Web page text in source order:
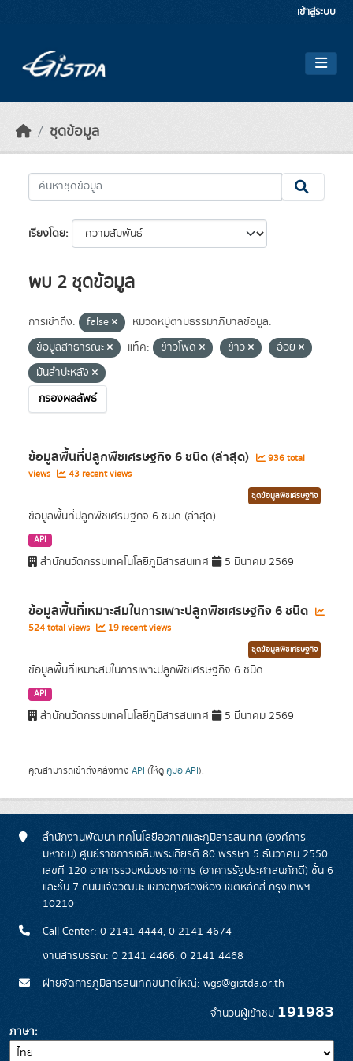
เข้าสู่ระบบ
ชุดข้อมูล
เรียงโดย
พบ 2 ชุดข้อมูล
การเข้าถึง: false
หมวดหมู่ตามธรรมาภิบาลข้อมูล:
ข้อมูลสาธารณะ
แท็ค: ข้าวโพด ข้าว
อ้อย
มันสำปะหลัง
กรองผลลัพธ์
ข้อมูลพื้นที่ปลูกพืชเศรษฐกิจ 6 ชนิด (ล่าสุด)
936 total
views
43 recent views
ชุดข้อมูลพืชเศรษฐกิจ
ข้อมูลพื้นที่ปลูกพืชเศรษฐกิจ 6 ชนิด (ล่าสุด)
API
สำนักนวัตกรรมเทคโนโลยีภูมิสารสนเทศ 5 มีนาคม 2569
ข้อมูลพื้นที่เหมาะสมในการเพาะปลูกพืชเศรษฐกิจ 6 ชนิด
524 total views 19 recent views
ชุดข้อมูลพืชเศรษฐกิจ
ข้อมูลพื้นที่เหมาะสมในการเพาะปลูกพืชเศรษฐกิจ 6 ชนิด
API
สำนักนวัตกรรมเทคโนโลยีภูมิสารสนเทศ 5 มีนาคม 2569
คุณสามารถเข้าถึงคลังทาง API (ให้ดู คู่มือ API).
สำนักงานพัฒนาเทคโนโลยีอวกาศและภูมิสารสนเทศ (องค์การ
มหาชน) ศูนย์ราชการเฉลิมพระเกียรติ 80 พรรษา 5 ธันวาคม 2550
เลขที่ 120 อาคารรวมหน่วยราชการ (อาคารรัฐประศาสนภักดี) ชั้น 6
และชั้น 7 ถนนแจ้งวัฒนะ แขวงทุ่งสองห้อง เขตหลักสี่ กรุงเทพฯ
10210
Call Center: 0 2141 4444, 0 2141 4674
งานสารบรรณ: 0 2141 4466, 0 2141 4468
ฝ่ายจัดการภูมิสารสนเทศขนาดใหญ่: wgs@gistda.or.th
จำนวนผู้เข้าชม 191983
ภาษา